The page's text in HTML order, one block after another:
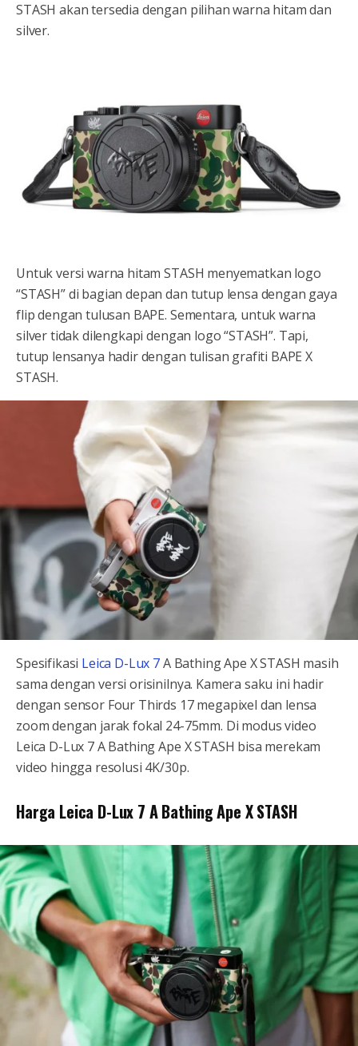
STASH akan tersedia dengan pilihan warna hitam dan
silver.
Untuk versi warna hitam STASH menyematkan logo
“STASH” di bagian depan dan tutup lensa dengan gaya
flip dengan tulusan BAPE. Sementara, untuk warna
silver tidak dilengkapi dengan logo “STASH”. Tapi,
tutup lensanya hadir dengan tulisan grafiti BAPE X
STASH.
Spesifikasi Leica D-Lux 7A Bathing Ape X STASH masih
sama dengan versi orisinilnya. Kamera saku ini hadir
dengan sensor Four Thirds 17 megapixel dan lensa
zoom dengan jarak fokal 24-75mm. Di modus video
Leica D-Lux 7 A Bathing Ape X STASH bisa merekam
video hingga resolusi 4K/30p.
Harga Leica D-Lux 7 A Bathing Ape X STASH